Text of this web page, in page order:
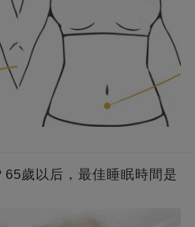
歲以后，最佳睡眠時間是